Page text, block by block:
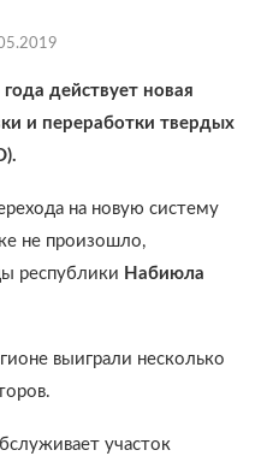
действует новая
и переработки твердых
на новую систему
не произошло,
республики Набиюла
выиграли несколько
участок